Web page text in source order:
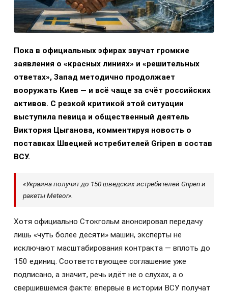
Пока в официальных эфирах звучат громкие
заявления о «красных линиях» и «решительных
ответах», Запад методично продолжает
вооружать Киев — и всё чаще за счёт российских
активов. С резкой критикой этой ситуации
выступила певица и общественный деятель
Виктория Цыганова, комментируя новость о
поставках Швецией истребителей Gripen в состав
ВСУ.
«Украина получит до 150 шведских истребителей Gripen и
ракеты Meteor».
Хотя официально Стокгольм анонсировал передачу
лишь «чуть более десяти» машин, эксперты не
исключают масштабирования контракта — вплоть до
150 единиц. Соответствующее соглашение уже
подписано, а значит, речь идёт не о слухах, а о
свершившемся факте: впервые в истории ВСУ получат